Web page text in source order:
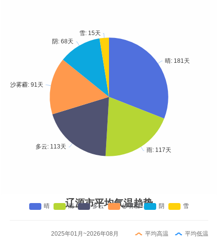
辽源市平均气温趋势
2025年01月~2026年08月 平均高温 平均低温